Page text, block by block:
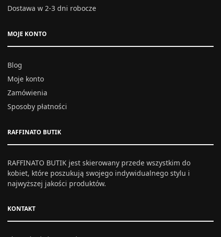
Dostawa w 2-3 dni robocze
MOJE KONTO
Blog
Moje konto
Zamówienia
Sposoby płatności
RAFFINATO BUTIK
RAFFINATO BUTIK jest skierowany przede wszystkim do
kobiet, które poszukują swojego indywidualnego stylu i
najwyższej jakości produktów.
KONTAKT